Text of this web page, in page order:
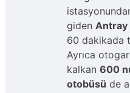
giden Antray
60 dakikada
Ayrıca
kalkan 600
otobüsü de